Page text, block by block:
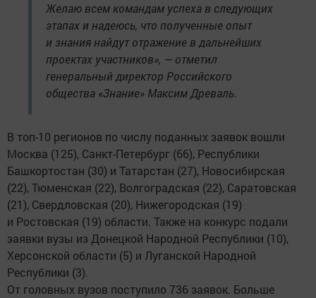
Желаю всем командам успеха в следующих
этапах и надеюсь, что полученные опыт
и знания найдут отражение в дальнейших
проектах участников», — отметил
генеральный директор Российского
общества «Знание» Максим Древаль.
В топ-10 регионов по числу поданных заявок вошли
Москва (125), Санкт-Петербург (66), Республики
Башкортостан (30) и Татарстан (27), Новосибирская
(22), Тюменская (22), Волгоградская (22), Саратовская
(21), Свердловская (20), Нижегородская (19)
и Ростовская (19) области. Также на конкурс подали
заявки вузы из Донецкой Народной Республики (10),
Херсонской области (5) и Луганской Народной
Республики (3).
От головных вузов поступило 736 заявок. Больше